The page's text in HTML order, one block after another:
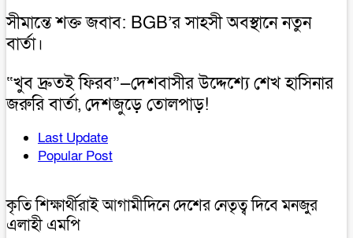
সীমান্তে শক্ত জবাব: BGB’র সাহসী অবস্থানে নতুন
বার্তা।
“খুব দ্রুতই ফিরব”—দেশবাসীর উদ্দেশ্যে শেখ হাসিনার
জরুরি বার্তা, দেশজুড়ে তোলপাড়!
Last Update
Popular Post
কৃতি শিক্ষার্থীরাই আগামীদিনে দেশের নেতৃত্ব দিবে মনজুর
এলাহী এমপি